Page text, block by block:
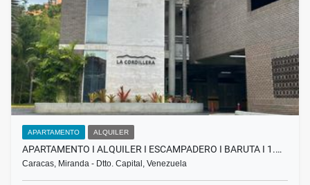
APARTAMENTO ALQUILER
APARTAMENTO I ALQUILER I ESCAMPADERO I BARUTA I 1.…
Caracas, Miranda - Dtto. Capital, Venezuela